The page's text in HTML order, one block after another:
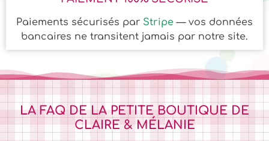
Paiements sécurisés par Stripe — vos données
bancaires ne transitent jamais par notre site.
LA FAQ DE LA PETITE BOUTIQUE DE
CLAIRE & MÉLANIE